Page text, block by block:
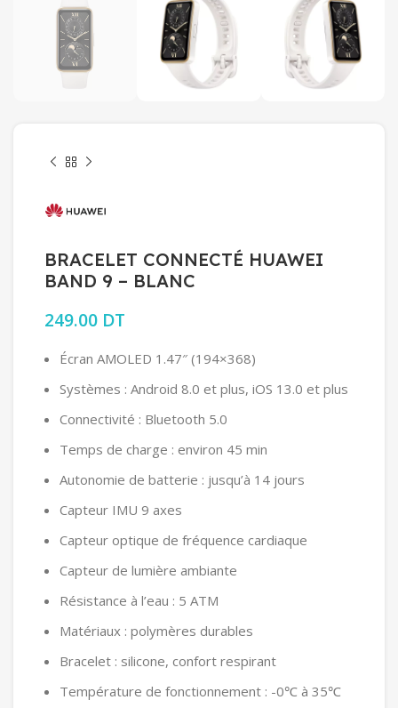
BRACELET CONNECTÉ HUAWEI
BAND 9 – BLANC
249.00 DT
Écran AMOLED 1.47″ (194×368)
Systèmes : Android 8.0 et plus, iOS 13.0 et plus
Connectivité : Bluetooth 5.0
Temps de charge : environ 45 min
Autonomie de batterie : jusqu’à 14 jours
Capteur IMU 9 axes
Capteur optique de fréquence cardiaque
Capteur de lumière ambiante
Résistance à l’eau : 5 ATM
Matériaux : polymères durables
Bracelet : silicone, confort respirant
Température de fonctionnement : -0℃ à 35℃